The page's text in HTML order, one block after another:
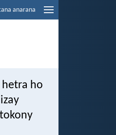
anarana
ho